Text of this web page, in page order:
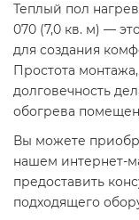
Теплый пол
070 (7,0 кв. м) —
для создания
Простота
долговечность
обогрева
Вы можете
нашем интернет-
предоставить
подходящего